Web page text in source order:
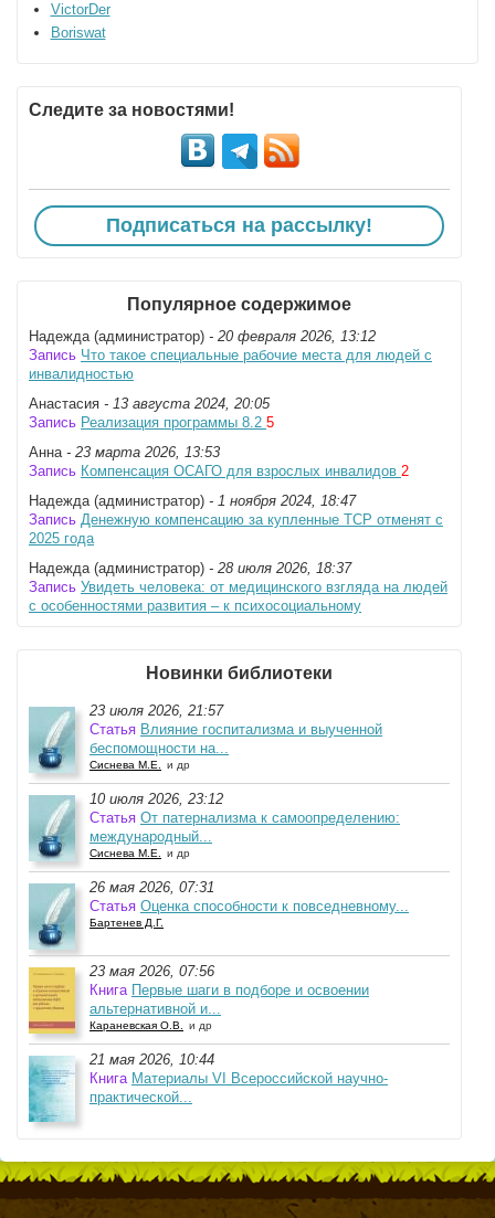
VictorDer
Boriswat
Следите за новостями!
Подписаться на рассылку!
Популярное содержимое
Надежда (администратор) - 20 февраля 2026, 13:12
Запись Что такое специальные рабочие места для людей с
инвалидностью
Анастасия - 13 августа 2024, 20:05
Запись Реализация программы 8.2 5
Анна - 23 марта 2026, 13:53
Запись Компенсация ОСАГО для взрослых инвалидов 2
Надежда (администратор) - 1 ноября 2024, 18:47
Запись Денежную компенсацию за купленные ТСР отменят с
2025 года
Надежда (администратор) - 28 июля 2026, 18:37
Запись Увидеть человека: от медицинского взгляда на людей
с особенностями развития – к психосоциальному
Новинки библиотеки
23 июля 2026, 21:57
Статья Влияние госпитализма и выученной
беспомощности на...
Сиснева М.Е. и др
10 июля 2026, 23:12
Статья От патернализма к самоопределению:
международный...
Сиснева М.Е. и др
26 мая 2026, 07:31
Статья Оценка способности к повседневному...
Бартенев Д.Г.
23 мая 2026, 07:56
Книга Первые шаги в подборе и освоении
альтернативной и...
Караневская О.В. и др
21 мая 2026, 10:44
Книга Материалы VI Всероссийской научно-
практической...